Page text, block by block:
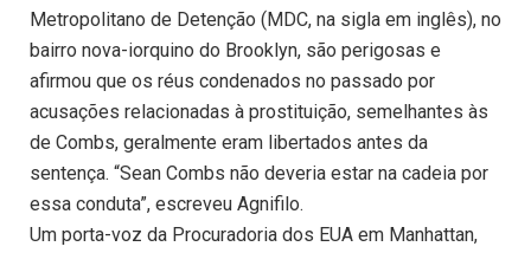
Metropolitano de Detenção (MDC, na sigla em inglês), no
bairro nova-iorquino do Brooklyn, são perigosas e
afirmou que os réus condenados no passado por
acusações relacionadas à prostituição, semelhantes às
de Combs, geralmente eram libertados antes da
sentença. “Sean Combs não deveria estar na cadeia por
essa conduta”, escreveu Agnifilo.
Um porta-voz da Procuradoria dos EUA em Manhattan,